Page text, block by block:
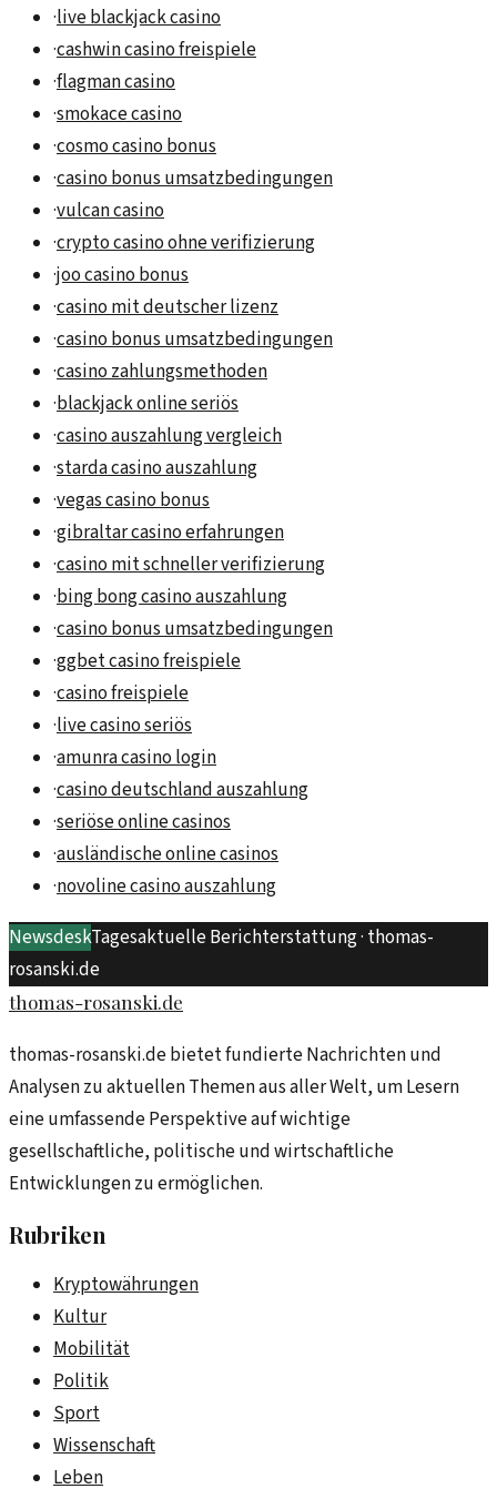
·live blackjack casino
·cashwin casino freispiele
·flagman casino
·smokace casino
·cosmo casino bonus
·casino bonus umsatzbedingungen
·vulcan casino
·crypto casino ohne verifizierung
·joo casino bonus
·casino mit deutscher lizenz
·casino bonus umsatzbedingungen
·casino zahlungsmethoden
·blackjack online seriös
·casino auszahlung vergleich
·starda casino auszahlung
·vegas casino bonus
·gibraltar casino erfahrungen
·casino mit schneller verifizierung
·bing bong casino auszahlung
·casino bonus umsatzbedingungen
·ggbet casino freispiele
·casino freispiele
·live casino seriös
·amunra casino login
·casino deutschland auszahlung
·seriöse online casinos
·ausländische online casinos
·novoline casino auszahlung
NewsdeskTagesaktuelle Berichterstattung · thomas-
rosanski.de
thomas-rosanski.de
thomas-rosanski.de bietet fundierte Nachrichten und
Analysen zu aktuellen Themen aus aller Welt, um Lesern
eine umfassende Perspektive auf wichtige
gesellschaftliche, politische und wirtschaftliche
Entwicklungen zu ermöglichen.
Rubriken
Kryptowährungen
Kultur
Mobilität
Politik
Sport
Wissenschaft
Leben